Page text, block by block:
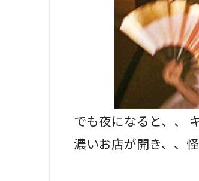
でも夜になると、、
濃いお店が開き、、